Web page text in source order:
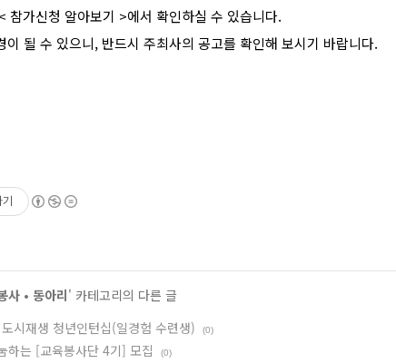
참가신청 알아보기 >에서 확인하실 수 있습니다.
될 수 있으니, 반드시 주최사의 공고를 확인해 보시기 바랍니다.
사 • 동아리' 카테고리의 다른 글
시재생 청년인턴십(일경험 수련생)
(0)
하는 [교육봉사단 4기] 모집 (0)